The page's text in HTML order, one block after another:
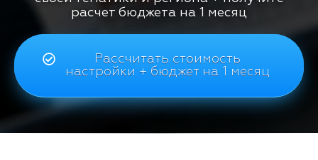
расчет бюджета на 1 месяц
Рассчитать стоимость
настройки + бюджет на 1 месяц